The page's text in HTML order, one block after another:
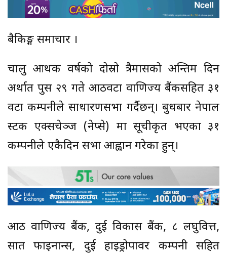
बैकिङ्ग समाचार ।
चालु आर्थिक वर्षको दोस्रो त्रैमासको अन्तिम दिन
अर्थात पुस २९ गते आठवटा वाणिज्य बैंकसहित ३१
वटा कम्पनीले साधारणसभा गर्दैछन्। बुधबार नेपाल
स्टक एक्सचेञ्ज (नेप्से) मा सूचीकृत भएका ३१
कम्पनीले एकैदिन सभा आह्वान गरेका हुन्।
आठ वाणिज्य बैंक, दुई विकास बैंक, ८ लघुवित्त,
सात फाइनान्स, दुई हाइड्रोपावर कम्पनी सहित